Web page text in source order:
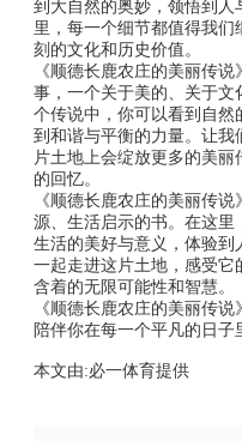
到大自然的奥妙，领悟到
里，每一个细节都值得我
刻的文化和历史价值。
《顺德长鹿农庄的美丽传
事，一个关于美的、关于
个传说中，你可以看到自
到和谐与平衡的力量。让
片土地上会绽放更多的美
的回忆。
《顺德长鹿农庄的美丽传
源、生活启示的书。在这里
生活的美好与意义，体验到
一起走进这片土地，感受
含着的无限可能性和智慧。
《顺德长鹿农庄的美丽传
陪伴你在每一个平凡的日子
本文由:必一体育提供